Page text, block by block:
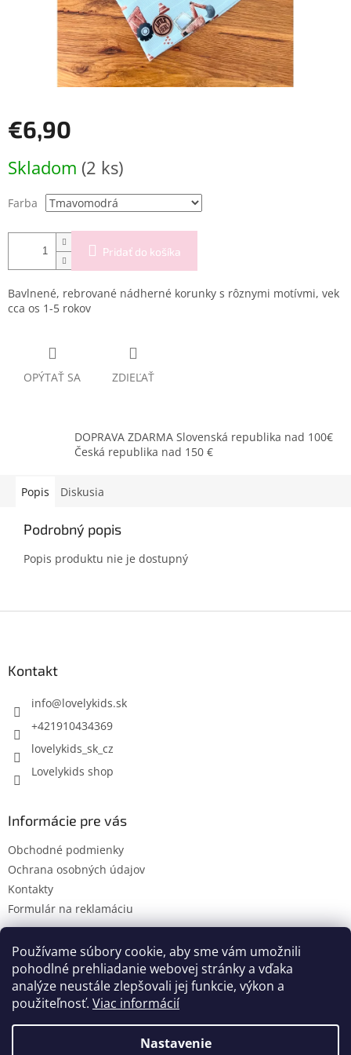
Používame súbory cookie, aby sme vám umožnili
pohodlné prehliadanie webovej stránky a vďaka
analýze neustále zlepšovali jej funkcie, výkon a
použiteľnosť. Viac informácií
Nastavenie
€6,90
cena:
Skladom (2 ks)
Farba
Pridať do košíka
Bavlnené, rebrované nádherné korunky s rôznymi motívmi, vek
cca os 1-5 rokov
OPÝTAŤ SA ZDIEĽAŤ
DOPRAVA ZDARMA Slovenská republika nad 100€
Česká republika nad 150 €
Popis Diskusia
Podrobný popis
Popis produktu nie je dostupný
Kontakt
info@lovelykids.sk
+421910434369
lovelykids_sk_cz
Lovelykids shop
Informácie pre vás
Obchodné podmienky
Ochrana osobných údajov
Kontakty
Formulár na reklamáciu
Kontakty Novinky
Vytvoril Shoptet